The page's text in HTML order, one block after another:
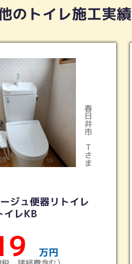
のトイレ施工実績
ォーム 2ヵ所 ピュア
ワイトグレー
70 万円